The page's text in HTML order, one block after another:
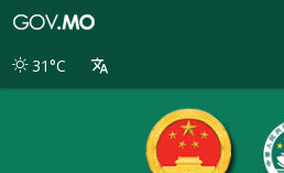
别
31°C